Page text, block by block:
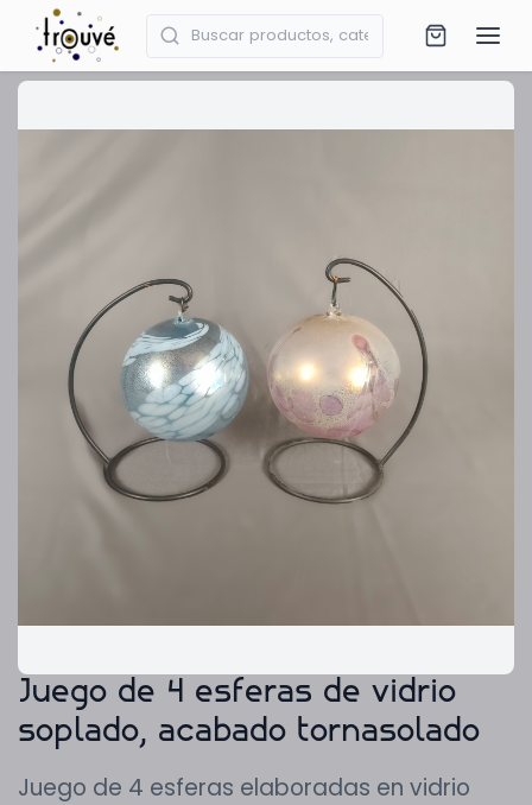
Juego de 4 esferas de vidrio
soplado, acabado tornasolado
Juego de 4 esferas elaboradas en vidrio